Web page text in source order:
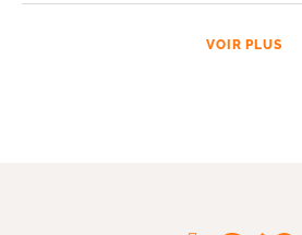
VOIR PLUS